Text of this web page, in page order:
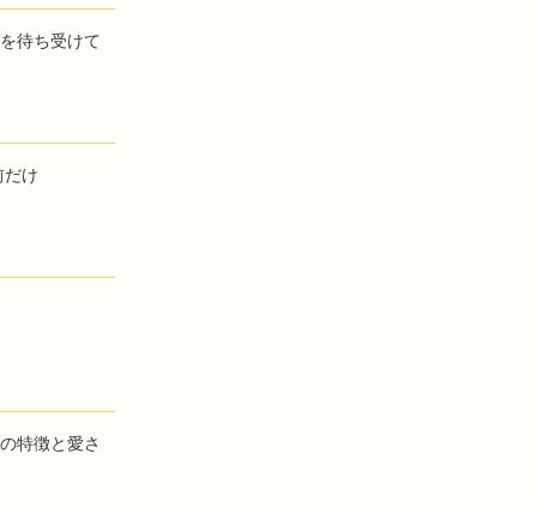
待ち受けて
だけ
特徴と愛さ